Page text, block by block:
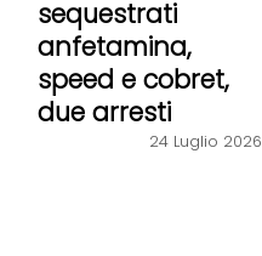
sequestrati
anfetamina,
speed e cobret,
due arresti
24 Luglio 2026